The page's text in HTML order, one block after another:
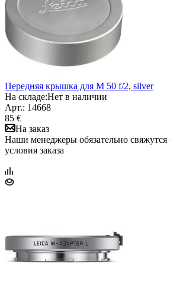
Передняя крышка для M 50 f/2, silver
На складе:Нет в наличии
Арт.: 14668
85 €
На заказ
Наши менеджеры обязательно свяжутся
условия заказа